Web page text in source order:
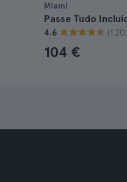
Miami
Passe Tudo
4.6
104 €